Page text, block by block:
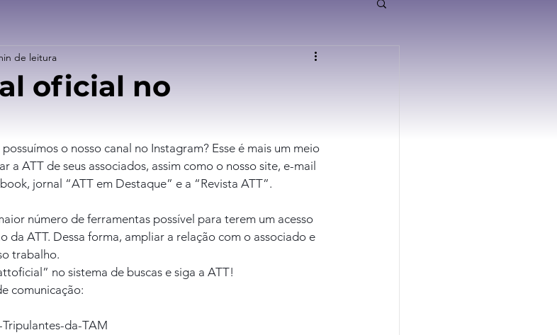
oficial no
de leitura
o nosso canal no Instagram? Esse é mais um meio
ATT de seus associados, assim como o nosso site, e-mail
jornal “ATT em Destaque” e a “Revista ATT”.
número de ferramentas possível para terem um acesso
da ATT. Dessa forma, ampliar a relação com o associado e
trabalho.
no sistema de buscas e siga a ATT!
comunicação:
da-TAM